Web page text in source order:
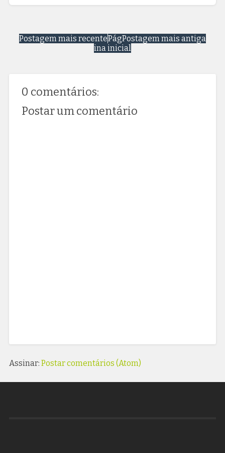
Postagem mais recente Postagem mais antiga
Pág
ina inicial
0 comentários:
Postar um comentário
Assinar: Postar comentários (Atom)